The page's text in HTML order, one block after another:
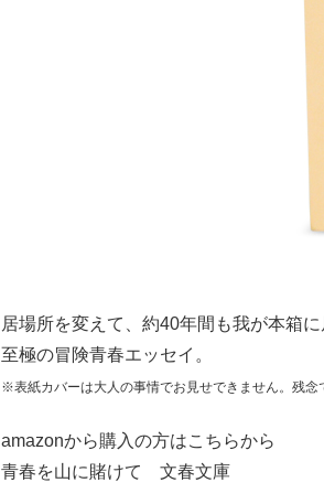
居場所を変えて、約40年間も我が本箱に
至極の冒険青春エッセイ。
※表紙カバーは大人の事情でお見せできません。残念
amazonから購入の方はこちらから
青春を山に賭けて 文春文庫